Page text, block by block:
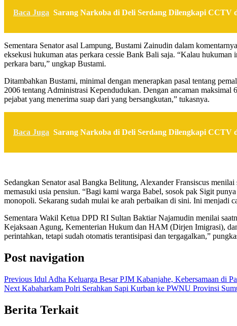
Baca Juga Sarang Narkoba di Deli Serdang Dilengkapi CCTV
Sementara Senator asal Lampung, Bustami Zainudin dalam
eksekusi hukuman atas perkara cessie Bank Bali saja. “Kalau
perkara baru,” ungkap Bustami.
Ditambahkan Bustami, minimal dengan menerapkan pasal tentang
2006 tentang Administrasi Kependudukan. Dengan ancaman maksimal
pejabat yang menerima suap dari yang bersangkutan,” tukasnya.
Baca Juga Sarang Narkoba di Deli Serdang Dilengkapi CCTV
Sedangkan Senator asal Bangka Belitung, Alexander Fransiscus
memasuki usia pensiun. “Bagi kami warga Babel, sosok pak Sigit
monopoli. Sekarang sudah mulai ke arah perbaikan di sini. Ini menjadi
Sementara Wakil Ketua DPD RI Sultan Baktiar Najamudin menilai
Kejaksaan Agung, Kementerian Hukum dan HAM (Dirjen Imigrasi),
perintahkan, tetapi sudah otomatis terantisipasi dan tergagalkan,”
Post navigation
Previous Idul Adha Keluarga Besar PJM Kabanjahe, Kebersamaan di
Next Kabaharkam Polri Serahkan Sapi Kurban ke PWNU Provinsi
Berita Terkait